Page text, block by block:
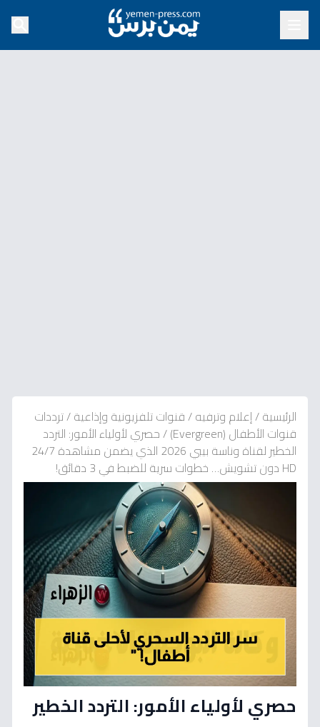
الرئيسية/إعلام وترفيه/قنوات تلفزيونية وإذاعية/ترددات
قنوات الأطفال (Evergreen)
/حصري لأولياء الأمور: التردد
الخطير لقناة وناسة بيبي 2026 الذي يضمن مشاهدة 24/7
HD دون تشويش… خطوات سرية للضبط في 3 دقائق!
حصري لأولياء الأمور: التردد الخطير